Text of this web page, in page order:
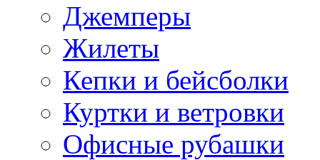
Джемперы
Жилеты
Кепки и бейсболки
Куртки и ветровки
Офисные рубашки